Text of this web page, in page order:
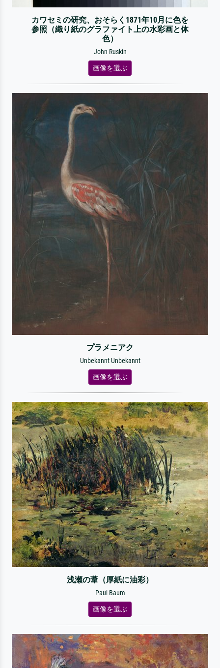
カワセミの研究、おそらく1871年10月に色を
参照（織り紙のグラファイト上の水彩画と体
色）
John Ruskin
画像を選ぶ
プラメニアク
Unbekannt Unbekannt
画像を選ぶ
浅瀬の葦（厚紙に油彩）
Paul Baum
画像を選ぶ